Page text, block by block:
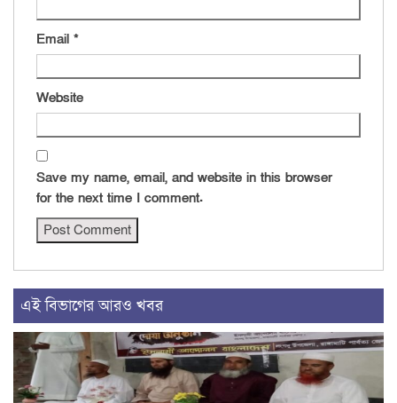
Email *
Website
Save my name, email, and website in this browser
for the next time I comment.
এই বিভাগের আরও খবর